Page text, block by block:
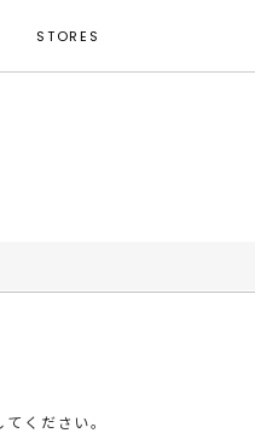
STORES
ください。